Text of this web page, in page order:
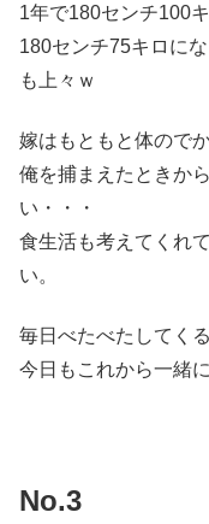
1年で180センチ100
180センチ75キロに
も上々ｗ
嫁はもともと体ので
俺を捕まえたときか
い・・・
食生活も考えてくれ
い。
毎日べたべたしてく
今日もこれから一緒
No.3